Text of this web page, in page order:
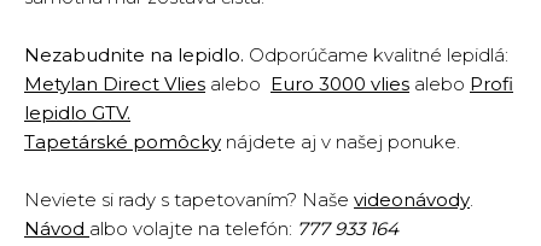
Nezabudnite na lepidlo. Odporúčame kvalitné lepidlá:
Metylan Direct Vlies alebo Euro 3000 vlies alebo Profi
lepidlo GTV.
Tapetárské pomôcky nájdete aj v našej ponuke.
Neviete si rady s tapetovaním? Naše videonávody.
Návod albo volajte na telefón: 777 933 164